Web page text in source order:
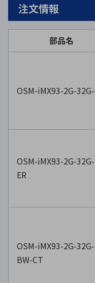
注文情報
部品名
OSM-iMX93-2G-
OSM-iMX93-2G-32G-
ER
OSM-iMX93-2G-32G-
BW-CT